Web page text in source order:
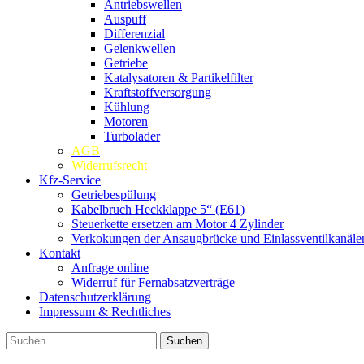
Antriebswellen
Auspuff
Differenzial
Gelenkwellen
Getriebe
Katalysatoren & Partikelfilter
Kraftstoffversorgung
Kühlung
Motoren
Turbolader
AGB
Widerrufsrecht
Kfz-Service
Getriebespülung
Kabelbruch Heckklappe 5“ (E61)
Steuerkette ersetzen am Motor 4 Zylinder
Verkokungen der Ansaugbrücke und
Kontakt
Anfrage online
Widerruf für Fernabsatzverträge
Datenschutzerklärung
Impressum & Rechtliches
Suchen
nach: